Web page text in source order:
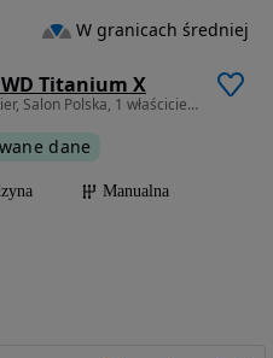
Titanium X
1499 cm3 • 150 KM • Oryginalny lakier, Salon Polska, 1 właściciel, bezwypadkowy, ASO 2025
dane
Manualna
W granicach średniej